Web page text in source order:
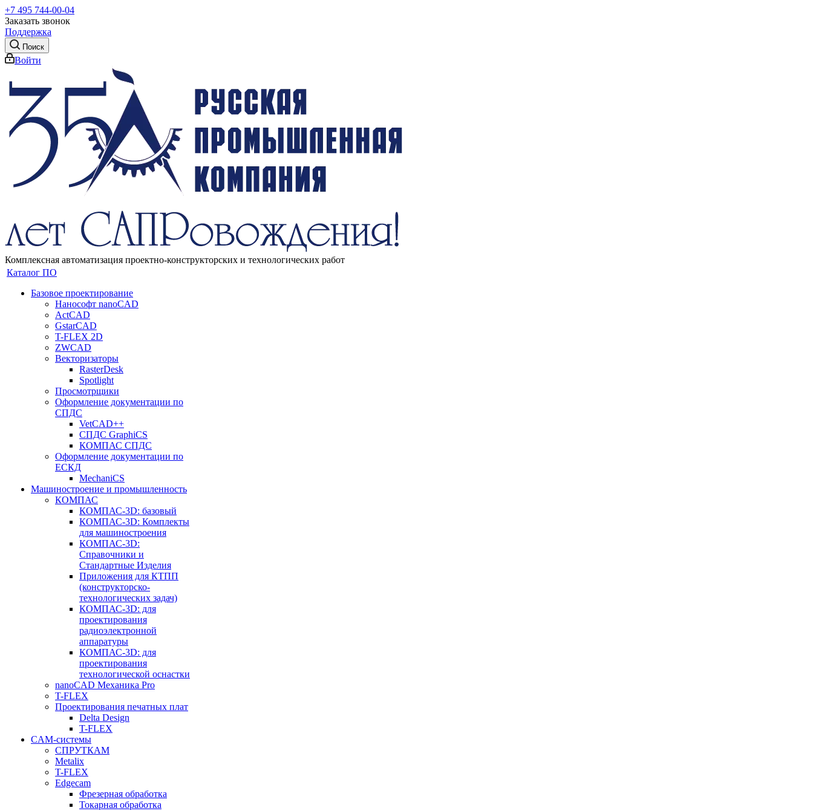
+7 495 744-00-04
Заказать звонок
Поддержка
Поиск
Войти
Комплексная автоматизация проектно-конструкторских и технологических работ
Каталог ПО
Базовое проектирование
Нанософт nanoCAD
ActCAD
GstarCAD
T-FLEX 2D
ZWCAD
Векторизаторы
RasterDesk
Spotlight
Просмотрщики
Оформление документации по
СПДС
VetCAD++
СПДС GraphiCS
КОМПАС СПДС
Оформление документации по
ЕСКД
MechaniCS
Машиностроение и промышленность
КОМПАС
КОМПАС-3D: базовый
КОМПАС-3D: Комплекты
для машиностроения
КОМПАС-3D:
Справочники и
Стандартные Изделия
Приложения для КТПП
(конструкторско-
технологических задач)
КОМПАС-3D: для
проектирования
радиоэлектронной
аппаратуры
КОМПАС-3D: для
проектирования
технологической оснастки
nanoCAD Механика Pro
T-FLEX
Проектирования печатных плат
Delta Design
T-FLEX
CAM-системы
СПРУТКAM
Metalix
T-FLEX
Edgecam
Фрезерная обработка
Токарная обработка